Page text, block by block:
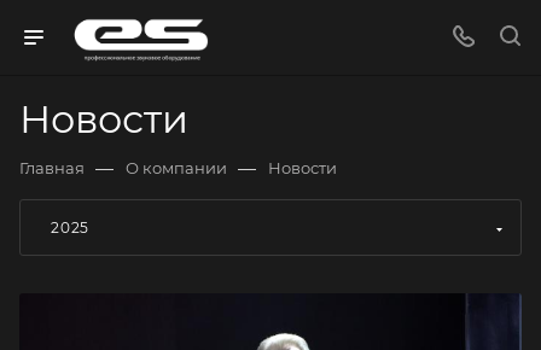
Новости
Главная — О компании — Новости
2025